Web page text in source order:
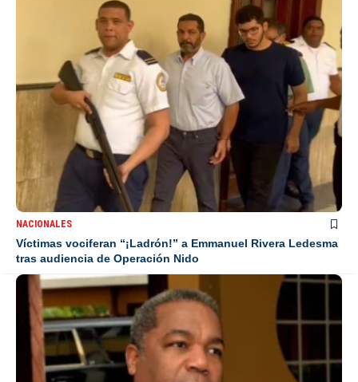
NACIONALES
Víctimas vociferan “¡Ladrón!” a Emmanuel Rivera Ledesma
tras audiencia de Operación Nido